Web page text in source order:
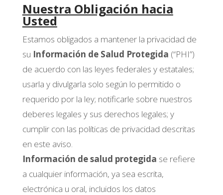
Nuestra Obligación hacia
Usted
Estamos obligados a mantener la privacidad de
su Información de Salud Protegida (“PHI”)
de acuerdo con las leyes federales y estatales;
usarla y divulgarla solo según lo permitido o
requerido por la ley; notificarle sobre nuestros
deberes legales y sus derechos legales; y
cumplir con las políticas de privacidad descritas
en este aviso.
Información de salud protegida se refiere
a cualquier información, ya sea escrita,
electrónica u oral, incluidos los datos